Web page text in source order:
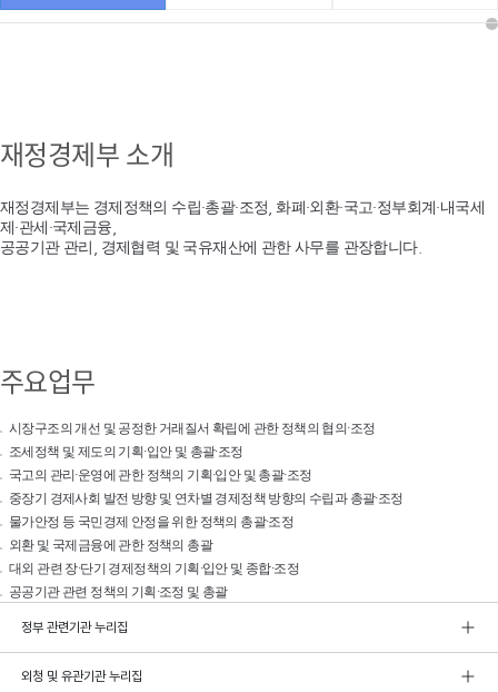
재정경제부 소개
재정경제부는 경제정책의 수립·총괄·조정, 화폐·외환·국고·정부회계·내국세
제·관세·국제금융,
공공기관 관리, 경제협력 및 국유재산에 관한 사무를 관장합니다.
주요업무
시장구조의 개선 및 공정한 거래질서 확립에 관한 정책의 협의·조정
조세정책 및 제도의 기획·입안 및 총괄·조정
국고의 관리·운영에 관한 정책의 기획·입안 및 총괄·조정
중장기 경제사회 발전 방향 및 연차별 경제정책 방향의 수립과 총괄·조정
물가안정 등 국민경제 안정을 위한 정책의 총괄·조정
외환 및 국제금융에 관한 정책의 총괄
대외 관련 장·단기 경제정책의 기획·입안 및 종합·조정
공공기관 관련 정책의 기획·조정 및 총괄
정부 관련기관 누리집
외청 및 유관기관 누리집